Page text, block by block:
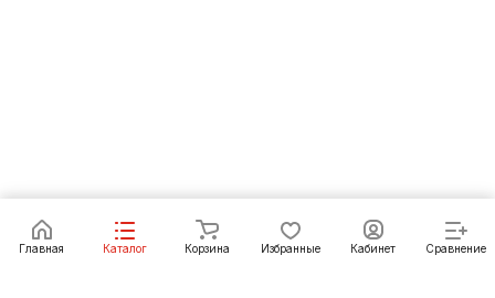
В корзину
Главная Каталог Корзина Избранные Кабинет Сравнение